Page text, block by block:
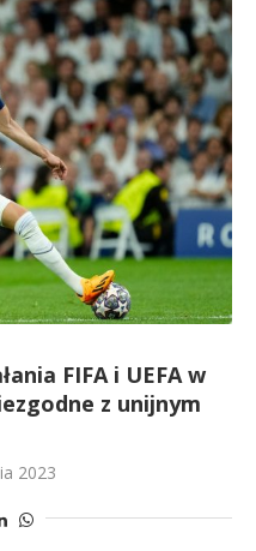
FIFA i UEFA w
z unijnym
2023